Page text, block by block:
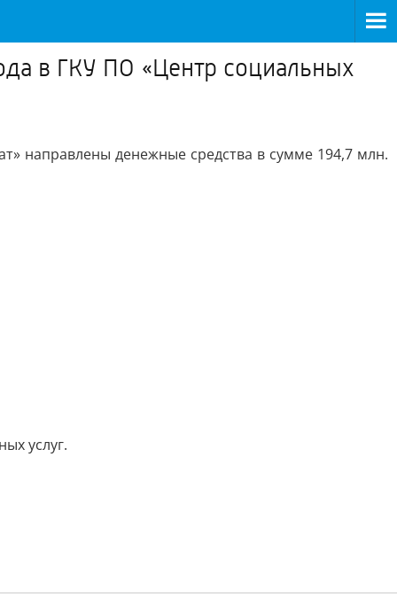
в ГКУ ПО «Центр социальных
направлены денежные средства в сумме 194,7 млн.
услуг.